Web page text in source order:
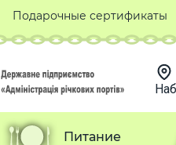
Подарочные сертификаты
Питание